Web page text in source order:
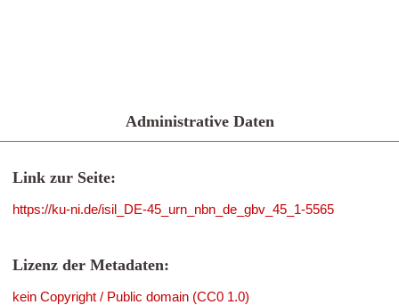
Administrative Daten
Link zur Seite:
https://ku-ni.de/isil_DE-45_urn_nbn_de_gbv_45_1-5565
Lizenz der Metadaten:
kein Copyright / Public domain (CC0 1.0)